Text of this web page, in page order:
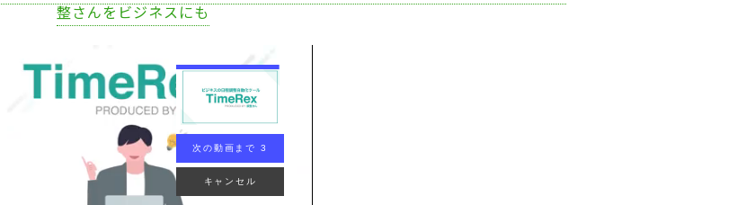
整さんをビジネスにも
次の動画まで 2
キャンセル